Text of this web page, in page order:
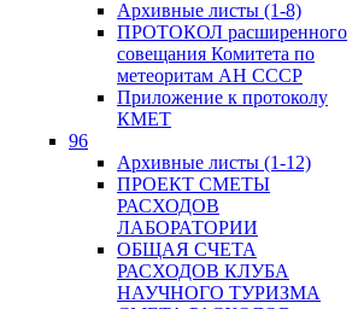
Архивные листы (1-8)
ПРОТОКОЛ расширенного
совещания Комитета по
метеоритам АН СССР
Приложение к протоколу
КМЕТ
96
Архивные листы (1-12)
ПРОЕКТ СМЕТЫ
РАСХОДОВ
ЛАБОРАТОРИИ
ОБЩАЯ СЧЕТА
РАСХОДОВ КЛУБА
НАУЧНОГО ТУРИЗМА